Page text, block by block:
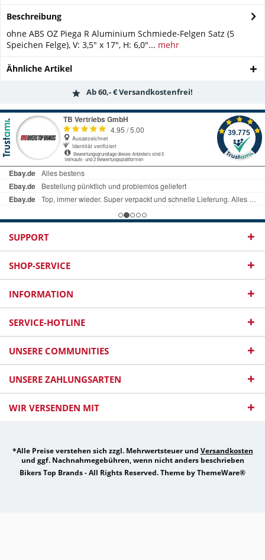
Beschreibung
ohne ABS OZ Piega R Aluminium Schmiede-Felgen Satz (5
Speichen Felge), V: 3,5" x 17", H: 6,0"... mehr
Ähnliche Artikel
Ab 60,- € Versandkostenfrei!
SUPPORT
SHOP-SERVICE
INFORMATION
SERVICE-HOTLINE
UNSERE COMMUNITIES
UNSERE ZAHLUNGSARTEN
WIR VERSENDEN MIT
*Alle Preise verstehen sich zzgl. Mehrwertsteuer und Versandkosten
und ggf. Nachnahmegebühren, wenn nicht anders beschrieben
Bikers Top Brands - All Rights Reserved. Theme byThemeWare®